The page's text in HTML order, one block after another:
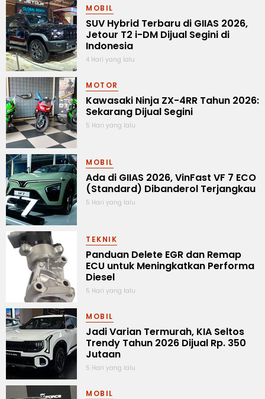
MOBIL
SUV Hybrid Terbaru di GIIAS 2026,
Jetour T2 i-DM Dijual Segini di
Indonesia
4 Hari yang lalu
MOTOR
Kawasaki Ninja ZX-4RR Tahun 2026:
Sekarang Dijual Segini
5 Hari yang lalu
MOBIL
Ada di GIIAS 2026, VinFast VF 7 ECO
(Standard) Dibanderol Terjangkau
5 Hari yang lalu
TEKNIK
Panduan Delete EGR dan Remap
ECU untuk Meningkatkan Performa
Diesel
5 Hari yang lalu
MOBIL
Jadi Varian Termurah, KIA Seltos
Trendy Tahun 2026 Dijual Rp. 350
Jutaan
5 Hari yang lalu
MOBIL